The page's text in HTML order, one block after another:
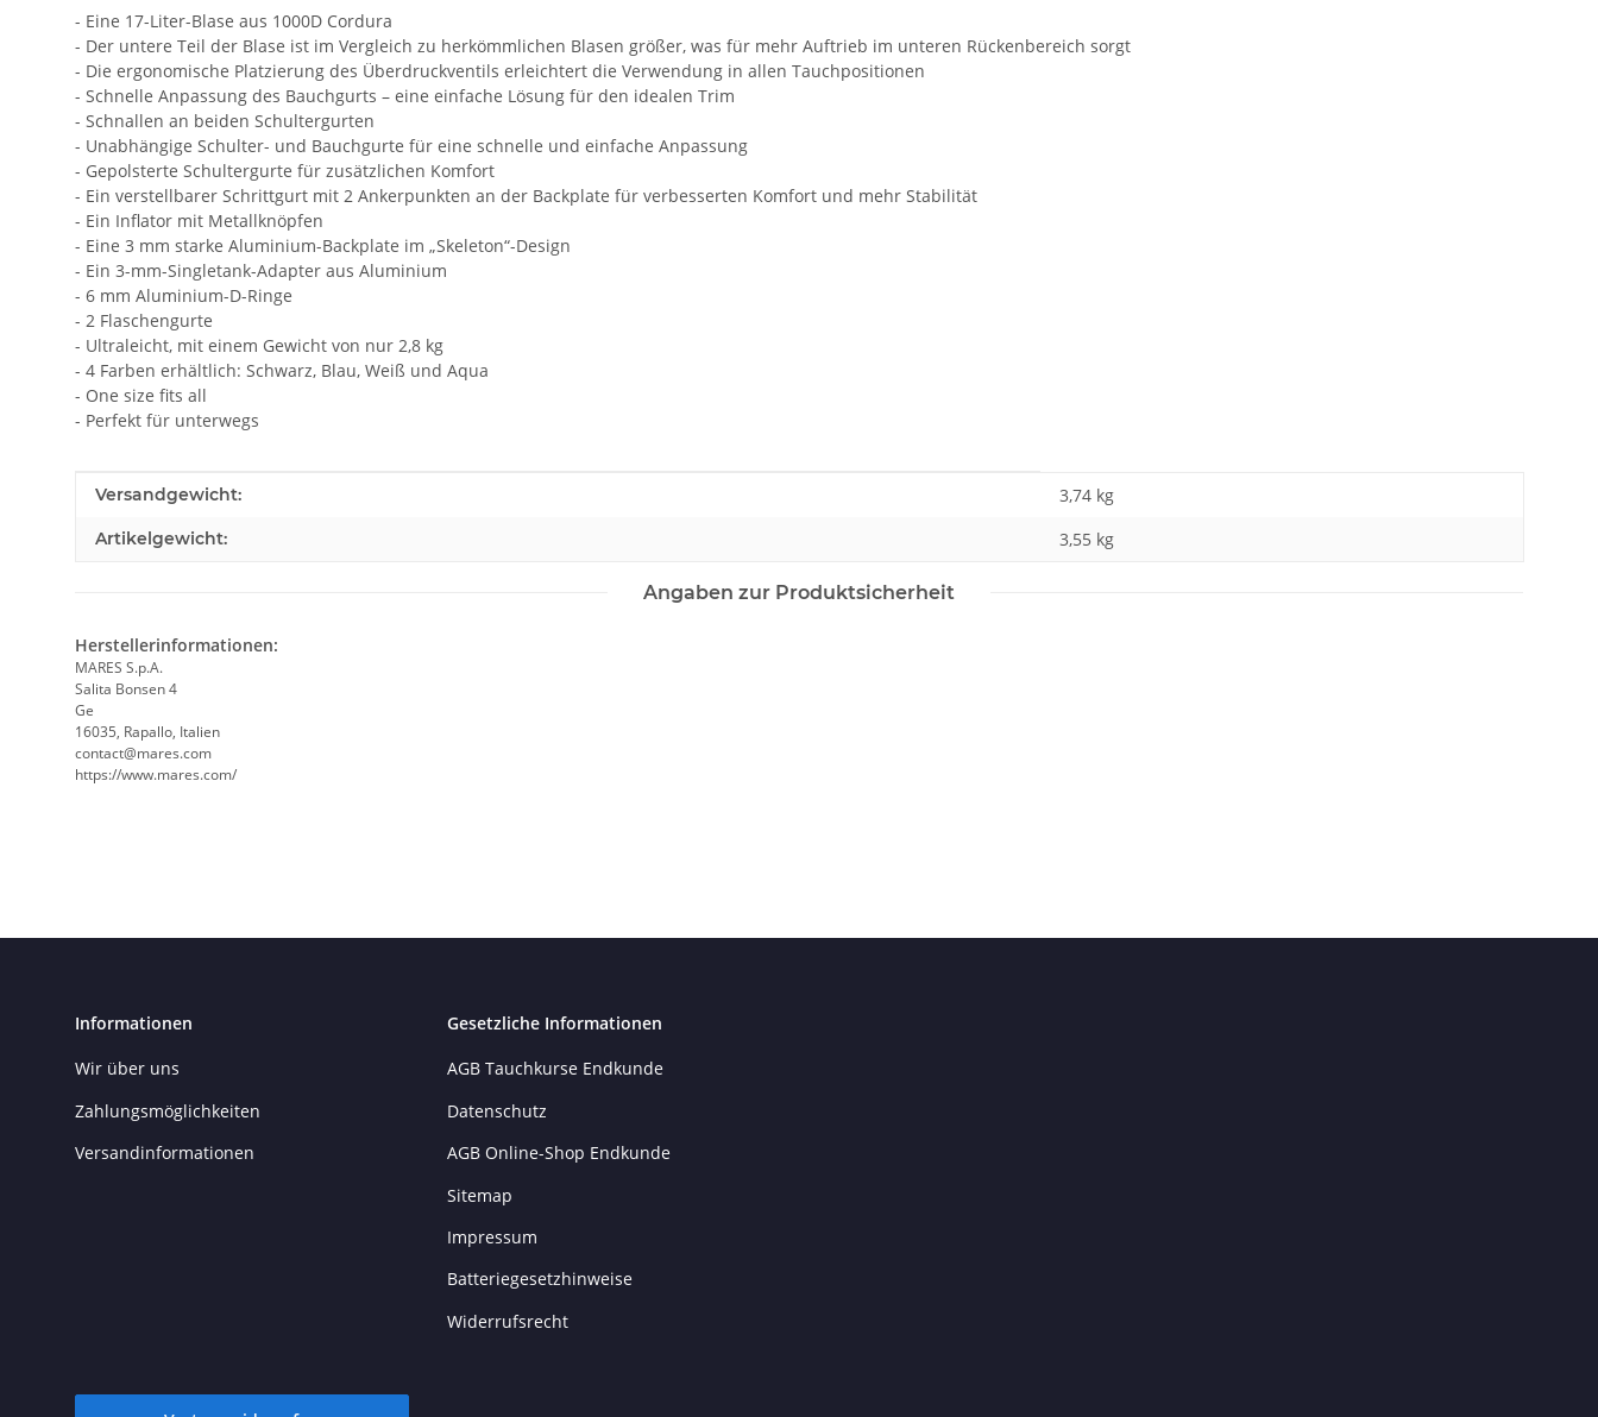
- Eine 17-Liter-Blase aus 1000D Cordura
- Der untere Teil der Blase ist im Vergleich zu herkömmlichen Blasen größer, was für mehr Auftrieb im unteren Rückenbereich sorgt
- Die ergonomische Platzierung des Überdruckventils erleichtert die Verwendung in allen Tauchpositionen
- Schnelle Anpassung des Bauchgurts – eine einfache Lösung für den idealen Trim
- Schnallen an beiden Schultergurten
- Unabhängige Schulter- und Bauchgurte für eine schnelle und einfache Anpassung
- Gepolsterte Schultergurte für zusätzlichen Komfort
- Ein verstellbarer Schrittgurt mit 2 Ankerpunkten an der Backplate für verbesserten Komfort und mehr Stabilität
- Ein Inflator mit Metallknöpfen
- Eine 3 mm starke Aluminium-Backplate im „Skeleton“-Design
- Ein 3-mm-Singletank-Adapter aus Aluminium
- 6 mm Aluminium-D-Ringe
- 2 Flaschengurte
- Ultraleicht, mit einem Gewicht von nur 2,8 kg
- 4 Farben erhältlich: Schwarz, Blau, Weiß und Aqua
- One size fits all
- Perfekt für unterwegs
Produkteigenschaft
Wert
Versandgewicht: 3,74 kg
Artikelgewicht: 3,55 kg
Angaben zur Produktsicherheit
Herstellerinformationen:
MARES S.p.A.
Salita Bonsen 4
Ge
16035, Rapallo, Italien
contact@mares.com
https://www.mares.com/
Informationen
Wir über uns
Zahlungsmöglichkeiten
Versandinformationen
Gesetzliche Informationen
AGB Tauchkurse Endkunde
Datenschutz
AGB Online-Shop Endkunde
Sitemap
Impressum
Batteriegesetzhinweise
Widerrufsrecht